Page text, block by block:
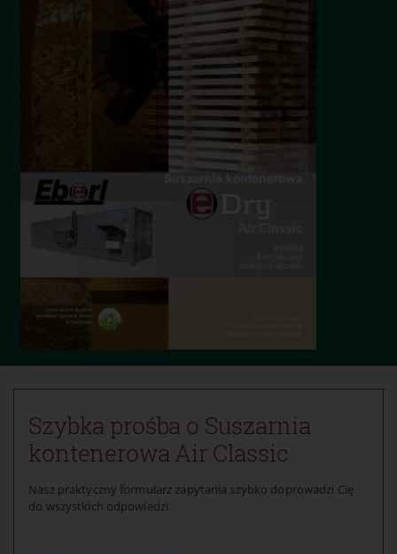
Szybka prośba o Suszarnia
kontenerowa Air Classic
Nasz praktyczny formularz zapytania szybko doprowadzi Cię
do wszystkich odpowiedzi.